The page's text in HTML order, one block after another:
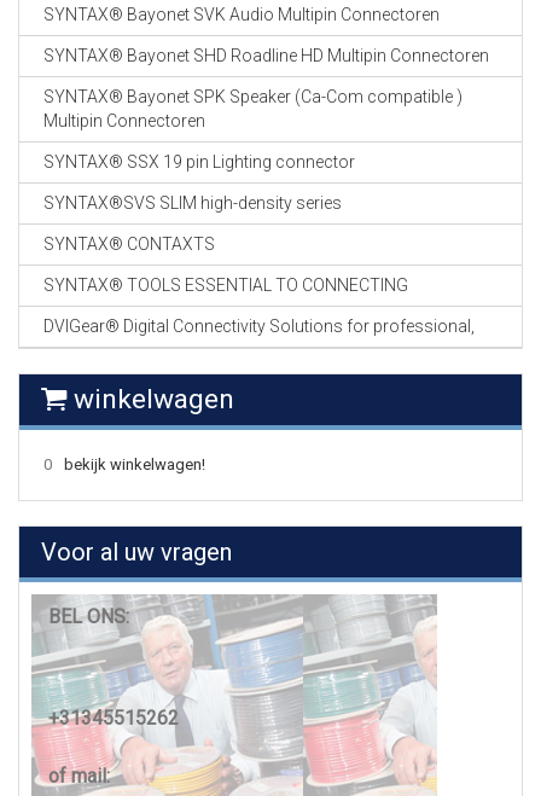
SYNTAX® Bayonet SVK Audio Multipin Connectoren
SYNTAX® Bayonet SHD Roadline HD Multipin Connectoren
SYNTAX® Bayonet SPK Speaker (Ca-Com compatible )
Multipin Connectoren
SYNTAX® SSX 19 pin Lighting connector
SYNTAX®SVS SLIM high-density series
SYNTAX® CONTAXTS
SYNTAX® TOOLS ESSENTIAL TO CONNECTING
DVIGear® Digital Connectivity Solutions for professional,
winkelwagen
0 bekijk winkelwagen!
Voor al uw vragen
BEL ONS:
+31345515262
of mail: